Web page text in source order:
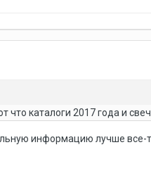
каталоги 2017 года и
информацию лучше все-